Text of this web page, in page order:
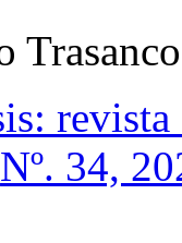
revista
Nº. 34,